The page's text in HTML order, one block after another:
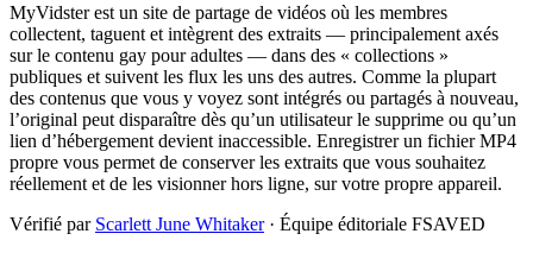
MyVidster est un site de partage de vidéos où les membres
collectent, taguent et intègrent des extraits — principalement axés
sur le contenu gay pour adultes — dans des « collections »
publiques et suivent les flux les uns des autres. Comme la plupart
des contenus que vous y voyez sont intégrés ou partagés à nouveau,
l’original peut disparaître dès qu’un utilisateur le supprime ou qu’un
lien d’hébergement devient inaccessible. Enregistrer un fichier MP4
propre vous permet de conserver les extraits que vous souhaitez
réellement et de les visionner hors ligne, sur votre propre appareil.
Vérifié par Scarlett June Whitaker· Équipe éditoriale FSAVED